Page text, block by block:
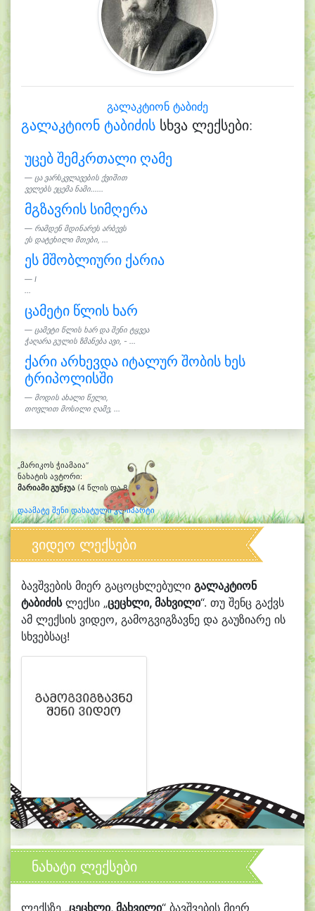
გალაკტიონ ტაბიძე
გალაკტიონ ტაბიძის სხვა ლექსები:
უცებ შემკრთალი ღამე
ცა ვარსკვლავების ქვიშით
ველებს ეცემა ნამი......
მგზავრის სიმღერა
რამდენ მდინარეს არბევს
ეს დატეხილი მთები, ...
ეს მშობლიური ქარია
I
...
ცამეტი წლის ხარ
ცამეტი წლის ხარ და შენი ტყვეა
ჭაღარა გულის ზმანება ავი, - ...
ქარი არხევდა იტალურ შობის ხეს
ტრიპოლისში
მოდის ახალი წელი,
თოვლით მოსილი ღამე, ...
„მარიკოს ჭიამაია“
ნახატის ავტორი:
მარიამი გუნჯუა (4 წლის და 8 თვის)
დაამატე შენი დახატული კლიპარტი
ვიდეო ლექსები
ბავშვების მიერ გაცოცხლებული გალაკტიონ
ტაბიძისლექსი „ცეცხლი, მახვილი“. თუ შენც გაქვს
ამ ლექსის ვიდეო, გამოგვიგზავნე და გაუზიარე ის
სხვებსაც!
ნახატი ლექსები
ლექსზე „ცეცხლი, მახვილი“ ბავშვების მიერ